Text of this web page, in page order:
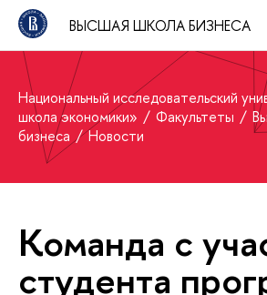
ВЫСШАЯ ШКОЛА БИЗНЕСА
Национальный исследовательский
школа экономики»
Факультеты
бизнеса
Новости
Команда с
студента